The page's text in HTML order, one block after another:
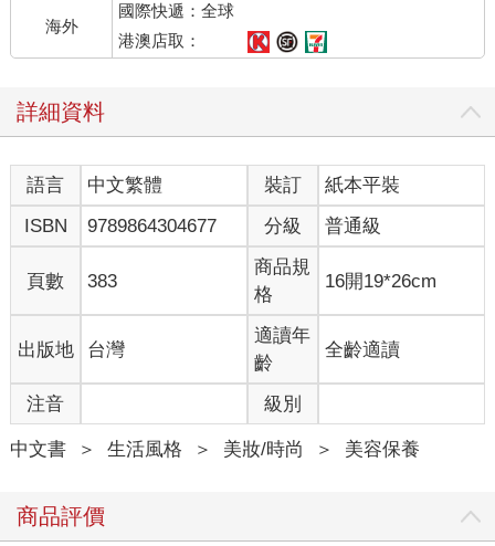
海外
國際快遞：全球
港澳店取：
詳細資料
語言 中文繁體 裝訂
紙本平裝
ISBN
9789864304677 分級 普通級
頁數 383
商品規
格
16開19*26cm
出版地 台灣
適讀年
齡
全齡適讀
注音 級別
中文書 ＞ 生活風格 ＞ 美妝/時尚 ＞ 美容保養
商品評價